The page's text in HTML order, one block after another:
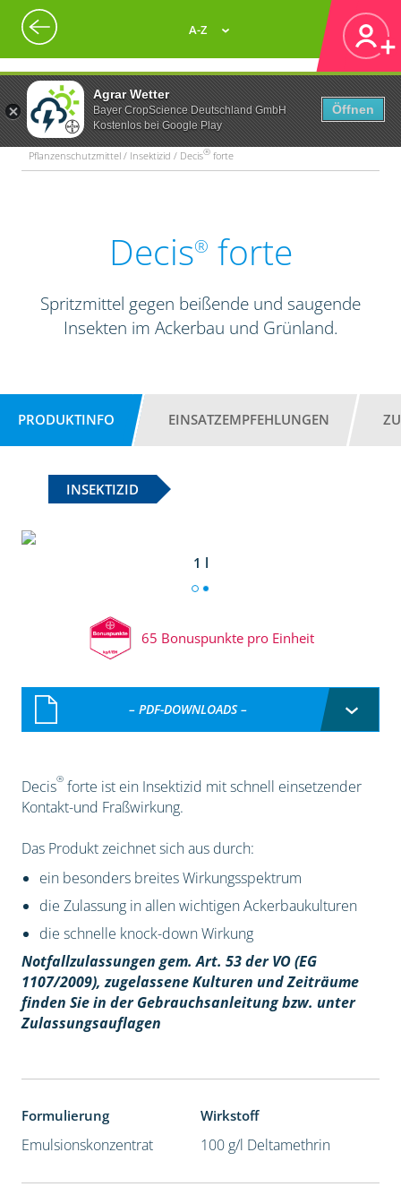
Agrar Wetter
Bayer CropScience Deutschland GmbH
Kostenlos bei Google Play
Öffnen
A-Z
Pflanzenschutzmittel / Insektizid / Decis® forte
Decis® forte
Spritzmittel gegen beißende und saugende
Insekten im Ackerbau und Grünland.
PRODUKTINFO EINSATZEMPFEHLUNGEN
INSEKTIZID
1 l
65 Bonuspunkte pro Einheit
– PDF-DOWNLOADS –
Decis®forte ist ein Insektizid mit schnell einsetzender
Kontakt-und Fraßwirkung.
Das Produkt zeichnet sich aus durch:
ein besonders breites Wirkungsspektrum
die Zulassung in allen wichtigen Ackerbaukulturen
die schnelle knock-down Wirkung
Notfallzulassungen gem. Art. 53 der VO (EG
1107/2009), zugelassene Kulturen und Zeiträume
finden Sie in der Gebrauchsanleitung bzw. unter
Zulassungsauflagen
Formulierung
Emulsionskonzentrat
Wirkstoff
100 g/l Deltamethrin